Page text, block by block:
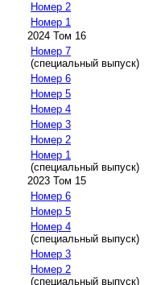
Номер 2
Номер 1
2024 Том 16
Номер 7
(специальный выпуск)
Номер 6
Номер 5
Номер 4
Номер 3
Номер 2
Номер 1
(специальный выпуск)
2023 Том 15
Номер 6
Номер 5
Номер 4
(специальный выпуск)
Номер 3
Номер 2
(специальный выпуск)